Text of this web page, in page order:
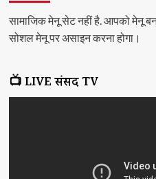
सामाजिक मेनू सेट नहीं है. आपको मेनू
सोशल मेनू पर असाइन करना होगा।
📺 LIVE संसद TV